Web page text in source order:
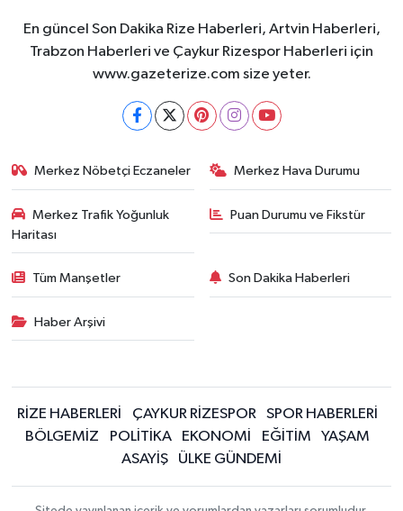
En güncel Son Dakika Rize Haberleri, Artvin Haberleri,
Trabzon Haberleri ve Çaykur Rizespor Haberleri için
www.gazeterize.com size yeter.
Merkez Nöbetçi Eczaneler Merkez Hava Durumu
Merkez Trafik Yoğunluk
Haritası
Puan Durumu ve Fikstür
Tüm Manşetler Son Dakika Haberleri
Haber Arşivi
RİZE HABERLERİ ÇAYKUR RİZESPOR
SPOR HABERLERİ
BÖLGEMİZ
POLİTİKA EKONOMİ EĞİTİM
YAŞAM
ASAYİŞ
ÜLKE GÜNDEMİ